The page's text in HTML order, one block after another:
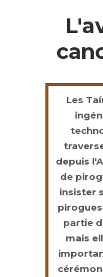
Les
depuis
de
insister
partie
mais